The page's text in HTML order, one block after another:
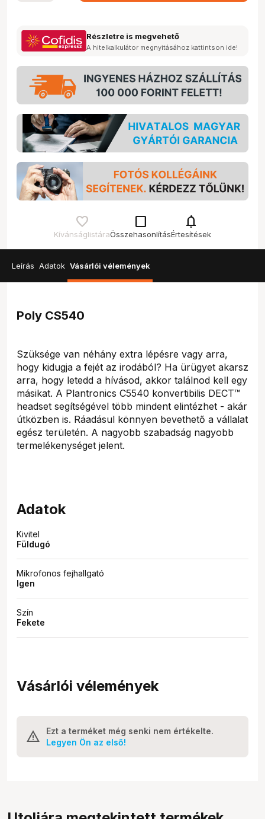
Részletre is megvehető
A hitelkalkulátor megnyitásához kattintson ide!
Kívánságlistára
check_box_outline_blank
Összehasonlítás
notifications
Értesítések
Leírás Adatok Vásárlói vélemények
Poly CS540
Szüksége van néhány extra lépésre vagy arra,
hogy kidugja a fejét az irodából? Ha ürügyet akarsz
arra, hogy letedd a hívásod, akkor találnod kell egy
másikat. A Plantronics C5540 konvertibilis DECT™
headset segítségével több mindent elintézhet - akár
útközben is. Ráadásul könnyen bevethető a vállalat
egész területén. A nagyobb szabadság nagyobb
termelékenységet jelent.
Adatok
Kivitel
Füldugó
Mikrofonos fejhallgató
Igen
Szín
Fekete
Vásárlói vélemények
Ezt a terméket még senki nem értékelte.
Legyen Ön az első!